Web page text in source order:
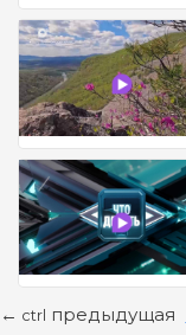
← ctrl предыдущая